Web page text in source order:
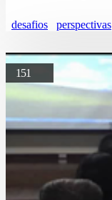
desafios perspectivas
151